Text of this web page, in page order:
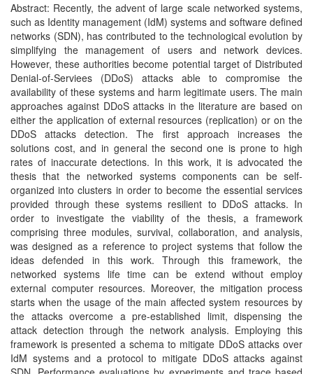
Abstract: Recently, the advent of large scale networked systems,
such as Identity management (IdM) systems and software defined
networks (SDN), has contributed to the technological evolution by
simplifying the management of users and network devices.
However, these authorities become potential target of Distributed
Denial-of-Serviees (DDoS) attacks able to compromise the
availability of these systems and harm legitimate users. The main
approaches against DDoS attacks in the literature are based on
either the application of external resources (replication) or on the
DDoS attacks detection. The first approach increases the
solutions cost, and in general the second one is prone to high
rates of inaccurate detections. In this work, it is advocated the
thesis that the networked systems components can be self-
organized into clusters in order to become the essential services
provided through these systems resilient to DDoS attacks. In
order to investigate the viability of the thesis, a framework
comprising three modules, survival, collaboration, and analysis,
was designed as a reference to project systems that follow the
ideas defended in this work. Through this framework, the
networked systems life time can be extend without employ
external computer resources. Moreover, the mitigation process
starts when the usage of the main affected system resources by
the attacks overcome a pre-established limit, dispensing the
attack detection through the network analysis. Employing this
framework is presented a schema to mitigate DDoS attacks over
IdM systems and a protocol to mitigate DDoS attacks against